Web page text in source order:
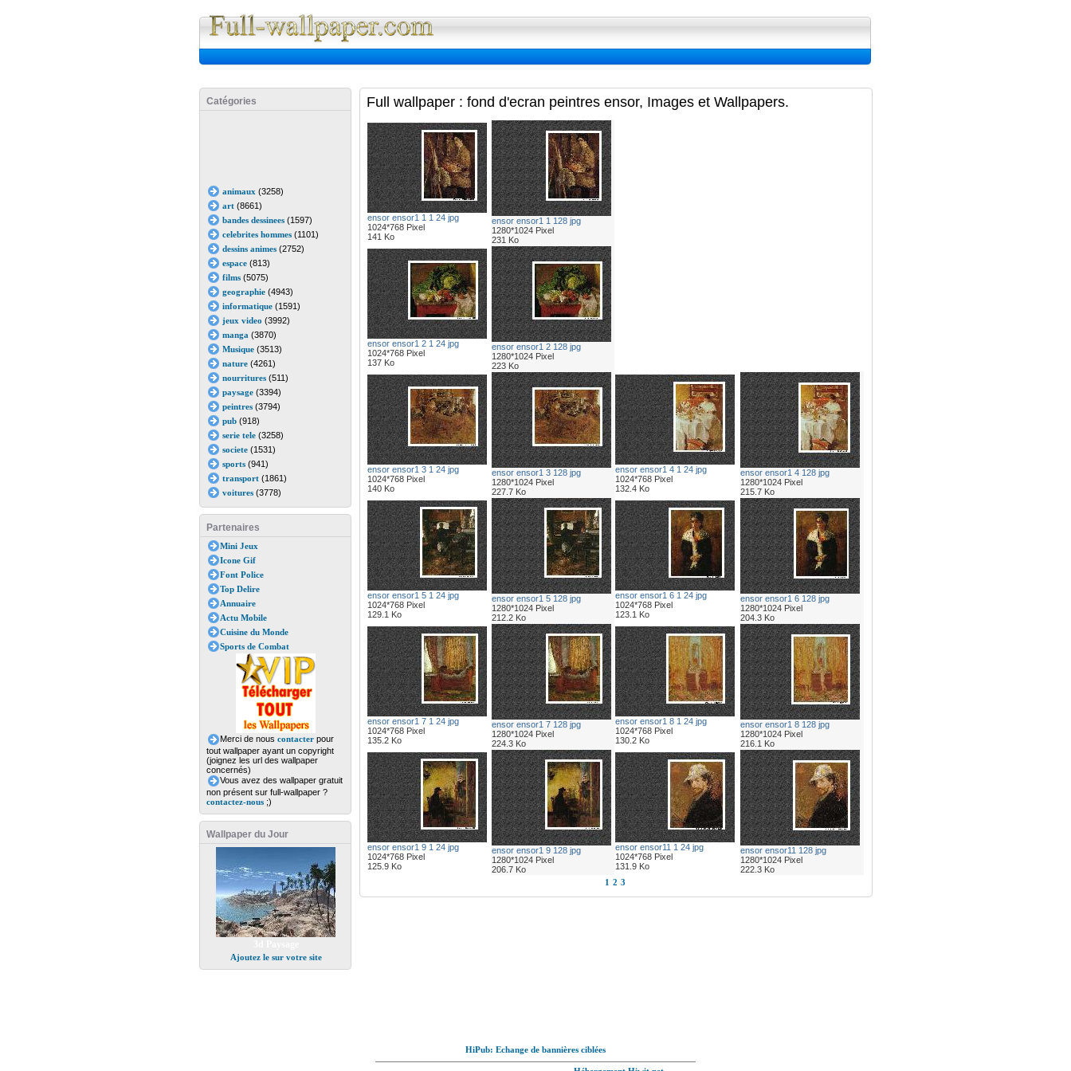
Catégories
animaux (3258)
art(8661)
bandes dessinees(1597)
celebrites hommes(1101)
dessins animes(2752)
espace(813)
films(5075)
geographie(4943)
informatique(1591)
jeux video (3992)
manga (3870)
Musique(3513)
nature(4261)
nourritures(511)
paysage(3394)
peintres(3794)
pub(918)
serie tele(3258)
societe(1531)
sports(941)
transport(1861)
voitures(3778)
Partenaires
Mini Jeux
Icone Gif
Font Police
Top Delire
Annuaire
Actu Mobile
Cuisine du Monde
Sports de Combat
Merci de nous contacterpour
tout wallpaper ayant un copyright
(joignez les url des wallpaper
concernés)
Vous avez des wallpaper gratuit
non présent sur full-wallpaper ?
contactez-nous;)
Wallpaper du Jour
Ajoutez le sur votre site
Full wallpaper : fond d'ecran peintres ensor, Images et Wallpapers.
ensor ensor1 1 1 24 jpg
1024*768 Pixel
141 Ko
ensor ensor1 1 128 jpg
1280*1024 Pixel
231 Ko
ensor ensor1 2 1 24 jpg
1024*768 Pixel
137 Ko
ensor ensor1 2 128 jpg
1280*1024 Pixel
223 Ko
ensor ensor1 3 1 24 jpg
1024*768 Pixel
140 Ko
ensor ensor1 3 128 jpg
1280*1024 Pixel
227.7 Ko
ensor ensor1 4 1 24 jpg
1024*768 Pixel
132.4 Ko
ensor ensor1 4 128 jpg
1280*1024 Pixel
215.7 Ko
ensor ensor1 5 1 24 jpg
1024*768 Pixel
129.1 Ko
ensor ensor1 5 128 jpg
1280*1024 Pixel
212.2 Ko
ensor ensor1 6 1 24 jpg
1024*768 Pixel
123.1 Ko
ensor ensor1 6 128 jpg
1280*1024 Pixel
204.3 Ko
ensor ensor1 7 1 24 jpg
1024*768 Pixel
135.2 Ko
ensor ensor1 7 128 jpg
1280*1024 Pixel
224.3 Ko
ensor ensor1 8 1 24 jpg
1024*768 Pixel
130.2 Ko
ensor ensor1 8 128 jpg
1280*1024 Pixel
216.1 Ko
ensor ensor1 9 1 24 jpg
1024*768 Pixel
125.9 Ko
ensor ensor1 9 128 jpg
1280*1024 Pixel
206.7 Ko
ensor ensor11 1 24 jpg
1024*768 Pixel
131.9 Ko
ensor ensor11 128 jpg
1280*1024 Pixel
222.3 Ko
1 2 3
HiPub: Echange de bannières ciblées